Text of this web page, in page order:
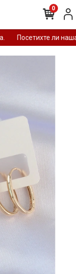
Посетихте ли
0